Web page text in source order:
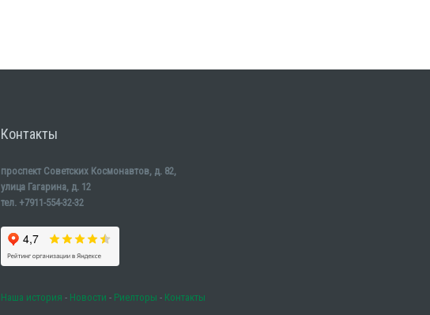
Контакты
проспект Советских Космонавтов, д. 82,
улица Гагарина, д. 12
тел. +7911-554-32-32
Наша история - Новости - Риелторы - Контакты